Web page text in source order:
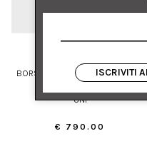
BORSA HOBO ESSENTIAL MEDIA
PAISLEY
UNI
€ 790.00
ISCRIVITI